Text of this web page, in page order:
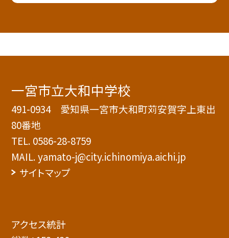
一宮市立大和中学校
491-0934 愛知県一宮市大和町苅安賀字上東出
80番地
TEL. 0586-28-8759
MAIL. yamato-j@city.ichinomiya.aichi.jp
サイトマップ
アクセス統計